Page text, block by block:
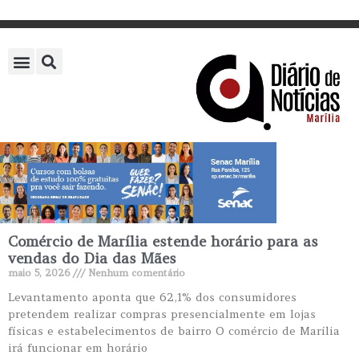
Comércio de Marília estende horário para as
vendas do Dia das Mães
maio 5, 2026 Nenhum comentário
Levantamento aponta que 62,1% dos consumidores
pretendem realizar compras presencialmente em lojas
físicas e estabelecimentos de bairro O comércio de Marília
irá funcionar em horário